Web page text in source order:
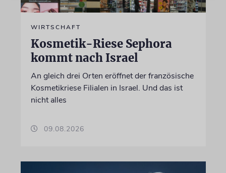
WIRTSCHAFT
Kosmetik-Riese Sephora
kommt nach Israel
An gleich drei Orten eröffnet der französische
Kosmetikriese Filialen in Israel. Und das ist
nicht alles
09.08.2026